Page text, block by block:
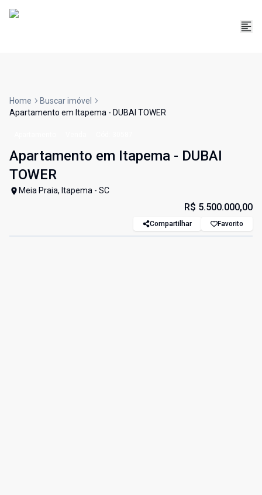
Home
Buscar imóvel
Apartamento em Itapema - DUBAI TOWER
Apartamento em Itapema - DUBAI
TOWER
Meia Praia, Itapema - SC
R$ 5.500.000,00
Compartilhar Favorito